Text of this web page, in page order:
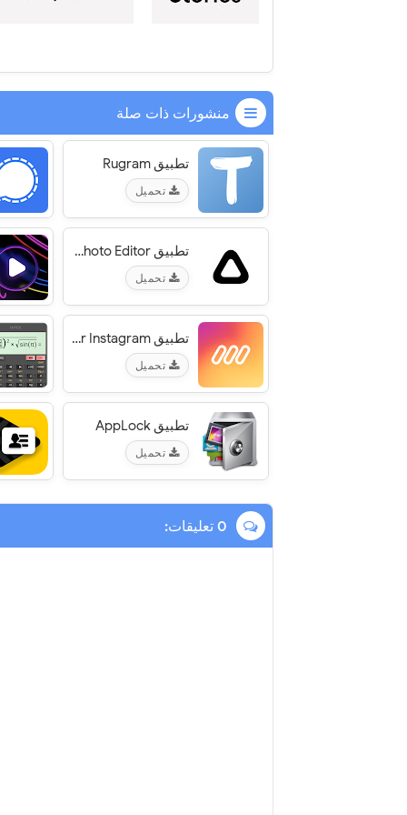
منشورات ذات صلة
تطبيق Rugram‏
تحميل
تطبيق Prisma Photo Editor‏
تحميل
تطبيق mojo - Create animated Stories for Instagram‏
تحميل
تطبيق AppLock‏
تحميل